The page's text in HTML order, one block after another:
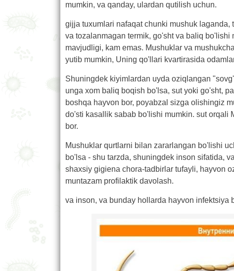
mumkin, va qanday, ulardan qutilish uchun.
gijja tuxumlari nafaqat chunki mushuk
va tozalanmagan termik, go'sht va baliq
mavjudligi, kam emas. Mushuklar va
yutib mumkin, Uning qo'llari kvartirasida
Shuningdek kiyimlardan uyda oziqlangan
unga xom baliq boqish bo'lsa, sut yoki go'sht,
boshqa hayvon bor, poyabzal sizga olishingiz
do'sti kasallik sabab bo'lishi mumkin. sut orqali
bor.
Mushuklar qurtlarni bilan zararlangan bo'lishi
bo'lsa - shu tarzda, shuningdek inson sifatida,
shaxsiy gigiena chora-tadbirlar tufayli, hayvon
muntazam profilaktik davolash.
va inson, va bunday hollarda hayvon